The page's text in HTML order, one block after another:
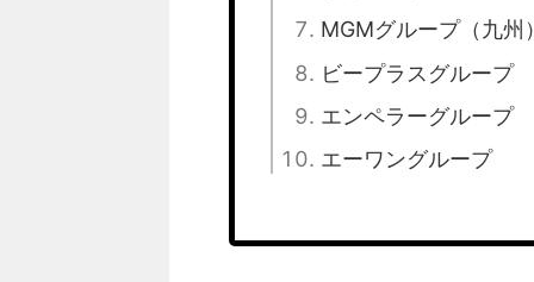
MGMグループ（九州
ビープラスグループ
エンペラーグループ
エーワングループ